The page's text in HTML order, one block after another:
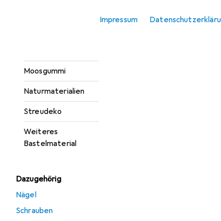
Impressum
Moosgummi
Naturmaterialien
Streudeko
Weiteres
Bastelmaterial
Dazugehörig
Nägel
Schrauben